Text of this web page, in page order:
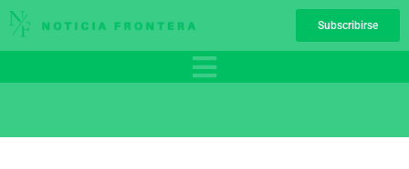
Ir
al
Subscribirse